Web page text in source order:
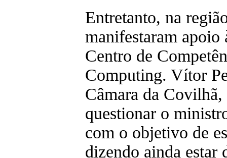
Entretanto, na
manifestaram apoio
Centro de
Computing. Vítor
Câmara da
questionar o
com o objetivo de
dizendo ainda estar